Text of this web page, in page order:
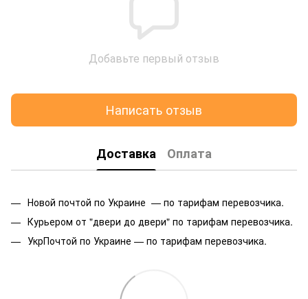
Добавьте первый отзыв
Написать отзыв
Доставка Оплата
Новой почтой по Украине — по тарифам перевозчика.
Курьером от "двери до двери" по тарифам перевозчика.
УкрПочтой по Украине — по тарифам перевозчика.